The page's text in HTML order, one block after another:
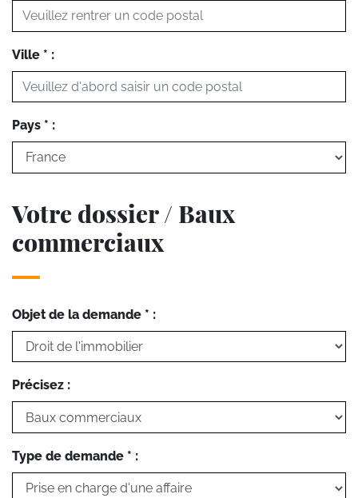
Ville * :
Pays * :
Votre dossier / Baux
commerciaux
Objet de la demande * :
Précisez :
Type de demande * :